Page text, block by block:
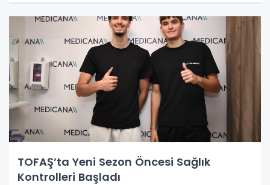
TOFAŞ’ta Yeni Sezon Öncesi Sağlık
Kontrolleri Başladı